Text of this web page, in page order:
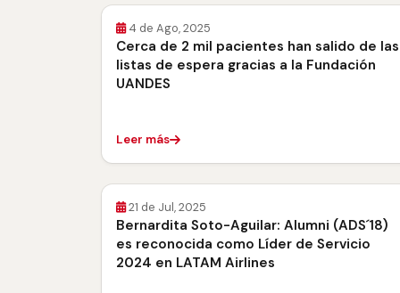
4 de Ago, 2025
Cerca de 2 mil pacientes han salido de las
listas de espera gracias a la Fundación
UANDES
Leer más
21 de Jul, 2025
Bernardita Soto-Aguilar: Alumni (ADS´18)
es reconocida como Líder de Servicio
2024 en LATAM Airlines